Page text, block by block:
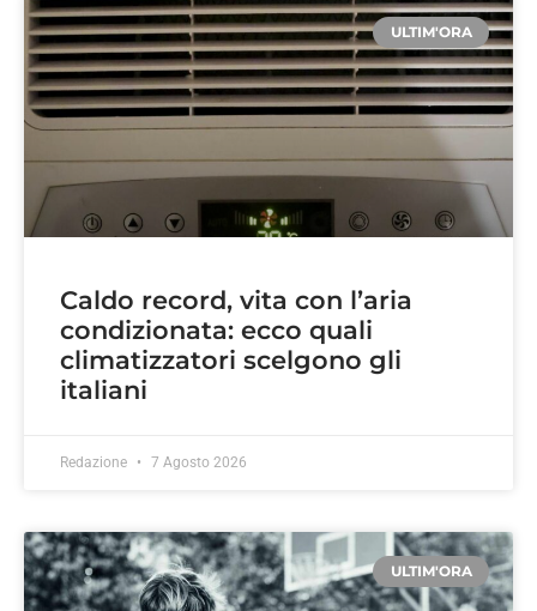
ULTIM'ORA
Caldo record, vita con l’aria
condizionata: ecco quali
climatizzatori scelgono gli
italiani
Redazione 7 Agosto 2026
ULTIM'ORA